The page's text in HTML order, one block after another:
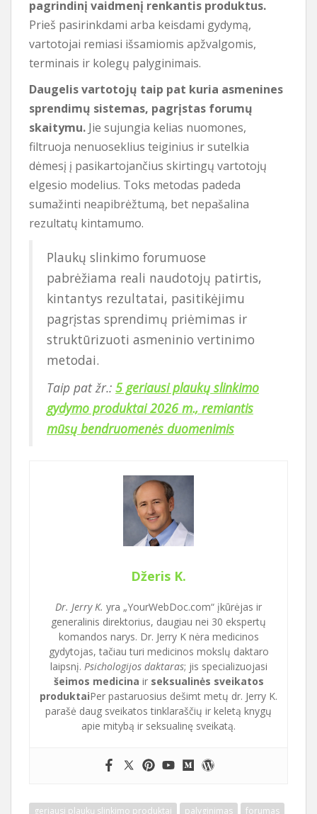
pagrindinį vaidmenį renkantis produktus.
Prieš pasirinkdami arba keisdami gydymą,
vartotojai remiasi išsamiomis apžvalgomis,
terminais ir kolegų palyginimais.
Daugelis vartotojų taip pat kuria asmenines
sprendimų sistemas, pagrįstas forumų
skaitymu. Jie sujungia kelias nuomones,
filtruoja nenuoseklius teiginius ir sutelkia
dėmesį į pasikartojančius skirtingų vartotojų
elgesio modelius. Toks metodas padeda
sumažinti neapibrėžtumą, bet nepašalina
rezultatų kintamumo.
Plaukų slinkimo forumuose
pabrėžiama reali naudotojų patirtis,
kintantys rezultatai, pasitikėjimu
pagrįstas sprendimų priėmimas ir
struktūrizuoti asmeninio vertinimo
metodai.
Taip pat žr.: 5 geriausi plaukų slinkimo
gydymo produktai 2026 m., remiantis
mūsų bendruomenės duomenimis
Džeris K.
Dr. Jerry K. yra „YourWebDoc.com“ įkūrėjas ir
generalinis direktorius, daugiau nei 30 ekspertų
komandos narys. Dr. Jerry K nėra medicinos
gydytojas, tačiau turi medicinos mokslų daktaro
laipsnį. Psichologijos daktaras; jis specializuojasi
šeimos medicina ir seksualinės sveikatos
produktaiPer pastaruosius dešimt metų dr. Jerry K.
parašė daug sveikatos tinklaraščių ir keletą knygų
apie mitybą ir seksualinę sveikatą.
geriausi plaukų slinkimo produktai palyginimas
forumas